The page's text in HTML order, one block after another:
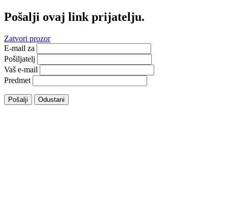
Pošalji ovaj link prijatelju.
Zatvori prozor
E-mail za
Pošiljatelj
Vaš e-mail
Predmet
Pošalji Odustani